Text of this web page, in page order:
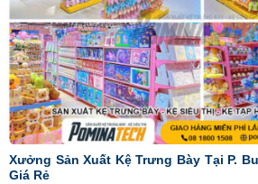
Xưởng Sản Xuất Kệ Trưng Bày Tại P.
Giá Rẻ